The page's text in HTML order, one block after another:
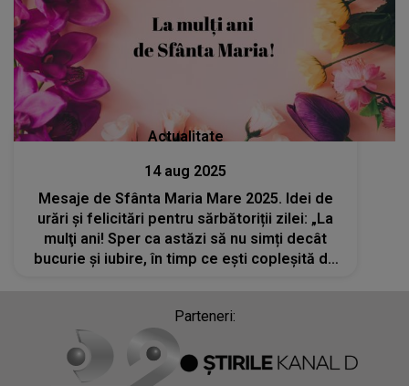
Actualitate
14 aug 2025
Mesaje de Sfânta Maria Mare 2025. Idei de
urări și felicitări pentru sărbătoriții zilei: „La
mulţi ani! Sper ca astăzi să nu simți decât
bucurie și iubire, în timp ce eşti copleşită de
Parteneri: